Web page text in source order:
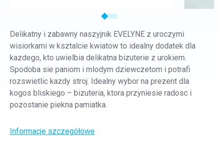
Delikatny i zabawny naszyjnik EVELYNE z uroczymi
wisiorkami w ksztalcie kwiatow to idealny dodatek dla
kazdego, kto uwielbia delikatna bizuterie z urokiem.
Spodoba sie paniom i mlodym dziewczetom i potrafi
rozswietlic kazdy stroj. Idealny wybor na prezent dla
kogos bliskiego – bizuteria, ktora przyniesie radosc i
pozostanie piekna pamiatka.
Informacje szczegółowe